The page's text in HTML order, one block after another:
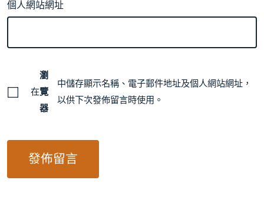
個人網站網址
在
瀏
覽
器
中儲存顯示名稱、電子郵件地址及個人網站網址，
以供下次發佈留言時使用。